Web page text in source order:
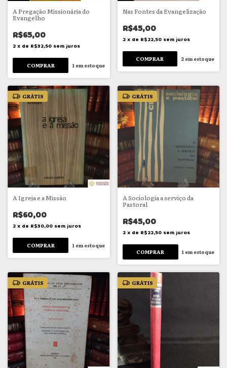
A Pregação Missionária do
Evangelho
R$65,00
2 x de R$32,50 sem juros
1 em estoque
Nas Fontes da Evangelização
R$45,00
2 x de R$22,50 sem juros
2 em estoque
GRÁTIS
A Igreja e a Missão
R$60,00
2 x de R$30,00 sem juros
1em estoque
GRÁTIS
A Sociologia a serviço da
Pastoral
R$45,00
2 x de R$22,50 sem juros
1 em estoque
GRÁTIS GRÁTIS